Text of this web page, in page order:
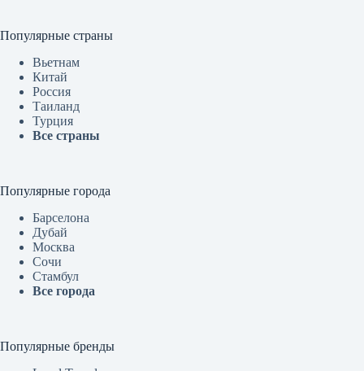
Популярные страны
Вьетнам
Китай
Россия
Таиланд
Турция
Все страны
Популярные города
Барселона
Дубай
Москва
Сочи
Стамбул
Все города
Популярные бренды